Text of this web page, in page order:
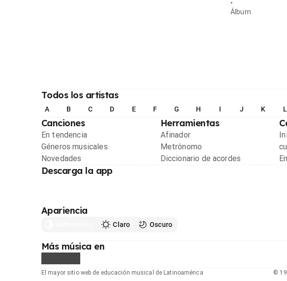
•
Álbum
Todos los artistas
A B C D E F G H I J K L
Canciones
En tendencia
Géneros musicales
Novedades
Herramientas
Afinador
Metrónomo
Diccionario de acordes
Descarga la app
Apariencia
Claro Oscuro
Más música en
El mayor sitio web de educación musical de Latinoamérica ©